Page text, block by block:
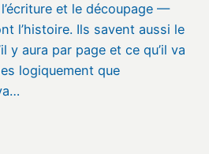
et le découpage —
l’histoire. Ils savent aussi le
y aura par page et ce qu’il va
logiquement que